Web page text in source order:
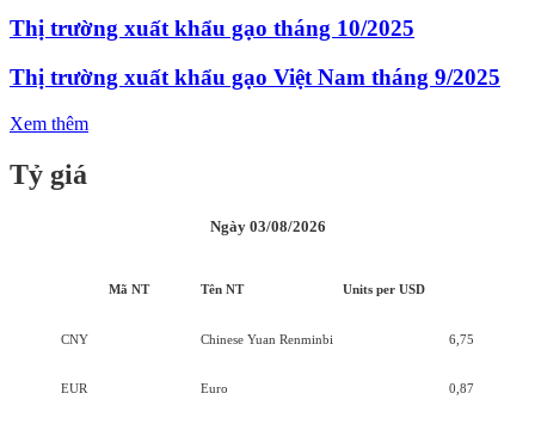
Thị trường xuất khẩu gạo tháng 10/2025
Thị trường xuất khẩu gạo Việt Nam tháng 9/2025
Xem thêm
Tỷ giá
Ngày 03/08/2026
Mã NT Tên NT Units per USD
CNY Chinese Yuan Renminbi 6,75
EUR Euro 0,87